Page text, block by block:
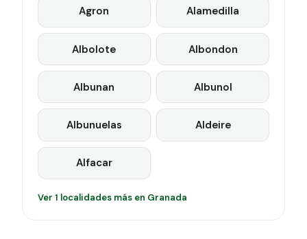
Agron Alamedilla
Albolote Albondon
Albunan Albunol
Albunuelas Aldeire
Alfacar
Ver 1 localidades más en Granada